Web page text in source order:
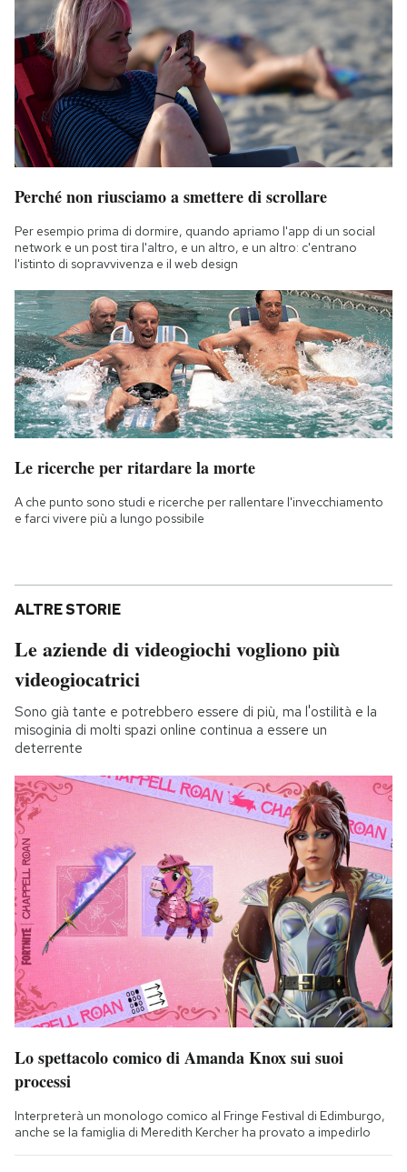
Perché non riusciamo a smettere di scrollare
Per esempio prima di dormire, quando apriamo l'app di un social
network e un post tira l'altro, e un altro, e un altro: c'entrano
l'istinto di sopravvivenza e il web design
Le ricerche per ritardare la morte
A che punto sono studi e ricerche per rallentare l'invecchiamento
e farci vivere più a lungo possibile
ALTRE STORIE
Le aziende di videogiochi vogliono più
videogiocatrici
Sono già tante e potrebbero essere di più, ma l'ostilità e la
misoginia di molti spazi online continua a essere un
deterrente
Lo spettacolo comico di Amanda Knox sui suoi
processi
Interpreterà un monologo comico al Fringe Festival di Edimburgo,
anche se la famiglia di Meredith Kercher ha provato a impedirlo